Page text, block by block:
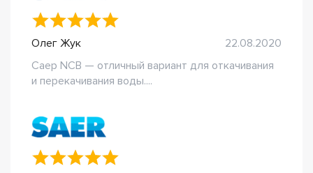
Олег Жук
22.08.2020
Саер NCB — отличный вариант для откачивания
и перекачивания воды....